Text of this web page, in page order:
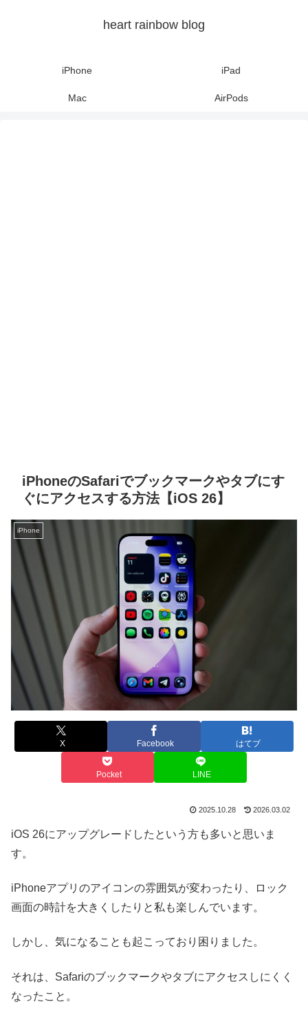
heart rainbow blog
iPhone iPad
Mac AirPods
iPhoneのSafariでブックマークやタブにす
ぐにアクセスする方法【iOS 26】
iPhone
X Facebook はてブ
Pocket LINE
2025.10.28 2026.03.02
iOS 26にアップグレードしたという方も多いと思いま
す。
iPhoneアプリのアイコンの雰囲気が変わったり、ロック
画面の時計を大きくしたりと私も楽しんでいます。
しかし、気になることも起こっており困りました。
それは、Safariのブックマークやタブにアクセスしにくく
なったこと。